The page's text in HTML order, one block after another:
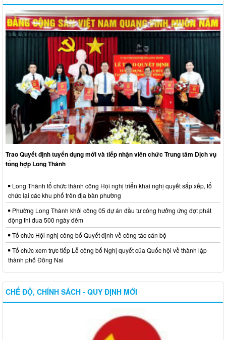
Trao Quyết định tuyển dụng mới và tiếp nhận viên chức Trung tâm Dịch vụ
tổng hợp Long Thành
Long Thành tổ chức thành công Hội nghị triển khai nghị quyết sắp xếp, tổ
chức lại các khu phố trên địa bàn phường
Phường Long Thành khởi công 05 dự án đầu tư công hưởng ứng đợt phát
động thi đua 500 ngày đêm
Tổ chức Hội nghị công bố Quyết định về công tác cán bộ
Tổ chức xem trực tiếp Lễ công bố Nghị quyết của Quốc hội về thành lập
thành phố Đồng Nai
CHẾ ĐỘ, CHÍNH SÁCH - QUY ĐỊNH MỚI